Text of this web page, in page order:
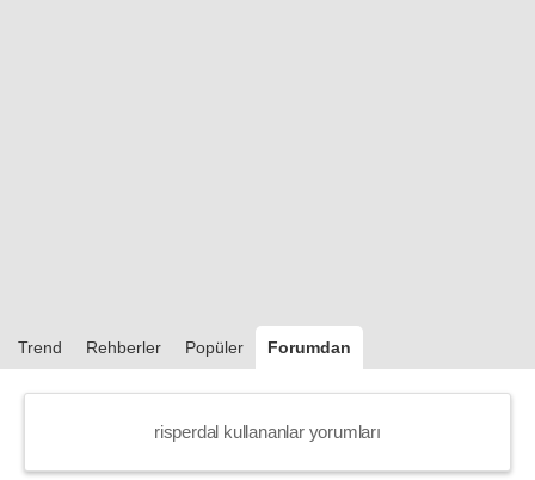
Trend Rehberler Popüler Forumdan
risperdal kullananlar yorumları